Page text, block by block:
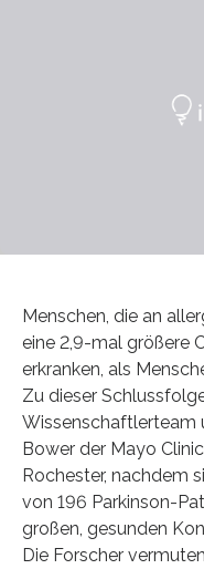
Menschen, die an
eine 2,9-mal größere
erkranken, als
Zu dieser
Wissenschaftlerteam
Bower der Mayo
Rochester, nachdem
von 196 Parkinson-
großen, gesunden
Die Forscher